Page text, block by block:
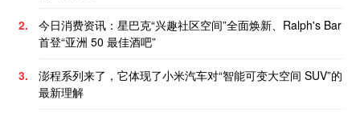
2.
今日消费资讯：星巴克“兴趣社区空间”全面焕新、Ralph's Bar
首登“亚洲 50 最佳酒吧”
3.
澎程系列来了，它体现了小米汽车对“智能可变大空间 SUV”的
最新理解